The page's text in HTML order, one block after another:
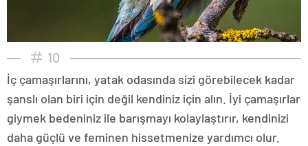
10
İç çamaşırlarını, yatak odasında sizi görebilecek kadar
şanslı olan biri için değil kendiniz için alın. İyi çamaşırlar
giymek bedeniniz ile barışmayı kolaylaştırır, kendinizi
daha güçlü ve feminen hissetmenize yardımcı olur.